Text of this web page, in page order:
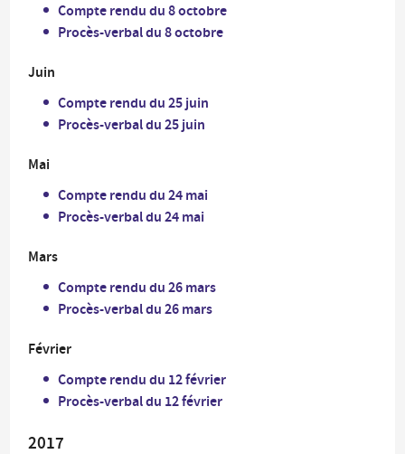
Compte rendu du 8 octobre
Procès-verbal du 8 octobre
Juin
Compte rendu du 25 juin
Procès-verbal du 25 juin
Mai
Compte rendu du 24 mai
Procès-verbal du 24 mai
Mars
Compte rendu du 26 mars
Procès-verbal du 26 mars
Février
Compte rendu du 12 février
Procès-verbal du 12 février
2017